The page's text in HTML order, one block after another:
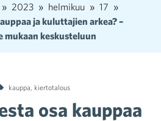
2023 helmikuu
17
ja kuluttajien arkea? –
mukaan keskusteluun
kauppa kiertotalous
osa kauppaa